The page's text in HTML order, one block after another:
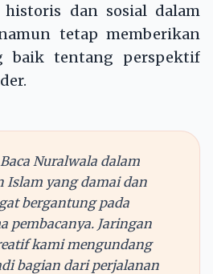
historis dan sosial dalam
tetap memberikan
baik tentang perspektif
Nuralwala dalam
Islam yang damai dan
bergantung pada
pembacanya. Jaringan
kami mengundang
bagian dari perjalanan